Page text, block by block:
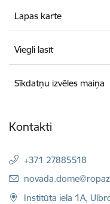
Lapas karte
Viegli lasīt
Sīkdatņu izvēles maiņa
Kontakti
+371 27885518
E-pasts:
Institūta iela 1A,